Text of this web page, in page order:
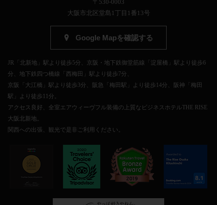
〒530-0003
大阪市北区堂島1丁目1番13号
Google Mapを確認する
JR「北新地」駅より徒歩5分、京阪・地下鉄御堂筋線「淀屋橋」駅より徒歩6
分、地下鉄四つ橋線「西梅田」駅より徒歩7分、
京阪「大江橋」駅より徒歩3分、阪急「梅田駅」より徒歩14分、阪神「梅田
駅」より徒歩11分。
アクセス良好、全室エアウィーヴフル装備の上質なビジネスホテルTHE RISE
大阪北新地。
関西への出張、観光で是非ご利用ください。